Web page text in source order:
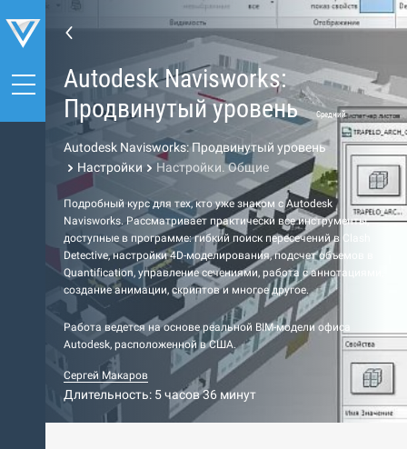
Autodesk Navisworks:
Продвинутый уровень
Средний
Autodesk Navisworks: Продвинутый уровень
Настройки
Настройки. Общие
Подробный курс для тех, кто уже знаком с Autodesk
Navisworks. Рассматривает практически все инструменты,
доступные в программе: гибкий поиск пересечений в Clash
Detective, настройки 4D-моделирования, подсчет объемов в
Quantification, управление сечениями, работа с аннотациями,
создание анимации, скриптов и многое другое.
Работа ведется на основе реальной BIM-модели офиса
Autodesk, расположенной в США.
Сергей Макаров
Длительность: 5 часов 36 минут